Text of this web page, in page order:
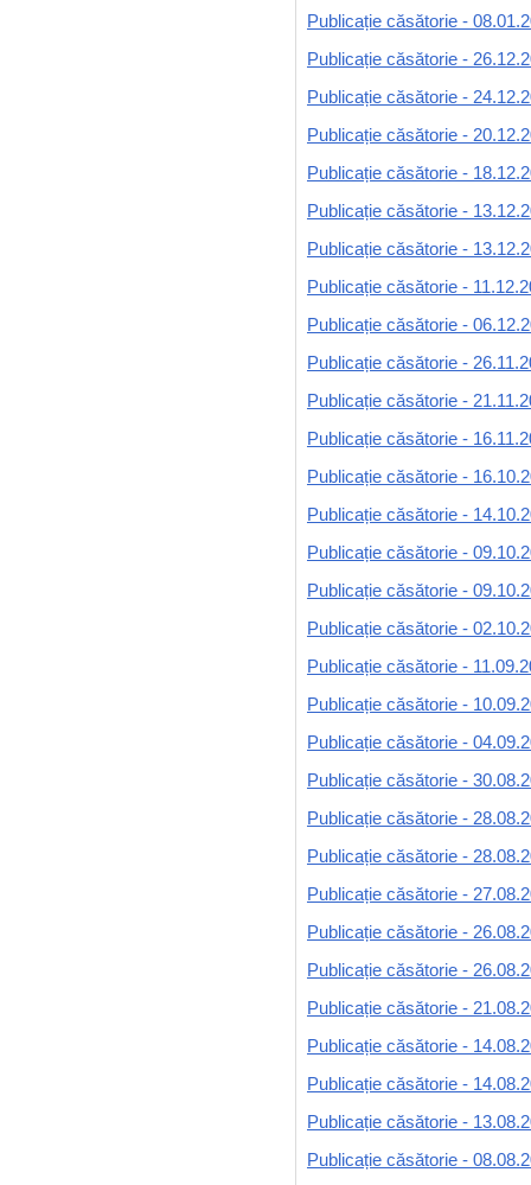
Publicație căsătorie -
Publicație căsătorie -
Publicație căsătorie -
Publicație căsătorie -
Publicație căsătorie -
Publicație căsătorie -
Publicație căsătorie -
Publicație căsătorie -
Publicație căsătorie -
Publicație căsătorie -
Publicație căsătorie -
Publicație căsătorie -
Publicație căsătorie -
Publicație căsătorie -
Publicație căsătorie -
Publicație căsătorie -
Publicație căsătorie -
Publicație căsătorie -
Publicație căsătorie -
Publicație căsătorie -
Publicație căsătorie -
Publicație căsătorie -
Publicație căsătorie -
Publicație căsătorie -
Publicație căsătorie -
Publicație căsătorie -
Publicație căsătorie -
Publicație căsătorie -
Publicație căsătorie -
Publicație căsătorie -
Publicație căsătorie -